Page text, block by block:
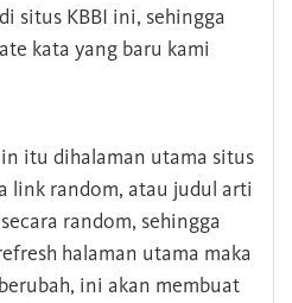
situs KBBI ini, sehingga
kata yang baru kami
itu dihalaman utama situs
link random, atau judul arti
random, sehingga
halaman utama maka
ini akan membuat